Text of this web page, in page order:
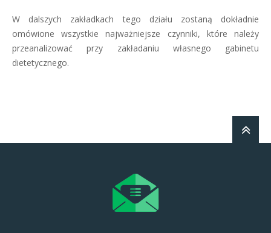
W dalszych zakładkach tego działu zostaną dokładnie
omówione wszystkie najważniejsze czynniki, które należy
przeanalizować przy zakładaniu własnego gabinetu
dietetycznego.